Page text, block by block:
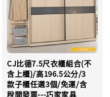
CJ比德7.5尺衣櫃組合(不
含上櫃)/高196.5公分/3
款子櫃任選3個/免運/含
稅開發票---巧家家具